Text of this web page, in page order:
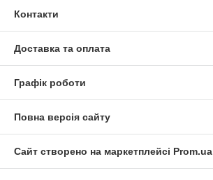
Контакти
Доставка та оплата
Графік роботи
Повна версія сайту
Сайт створено на маркетплейсі Prom.ua